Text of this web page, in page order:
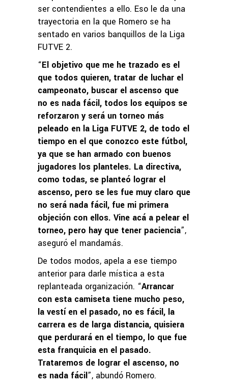
ser contendientes a ello. Eso le da una
trayectoria en la que Romero se ha
sentado en varios banquillos de la Liga
FUTVE 2.
“El objetivo que me he trazado es el
que todos quieren, tratar de luchar el
campeonato, buscar el ascenso que
no es nada fácil, todos los equipos se
reforzaron y será un torneo más
peleado en la Liga FUTVE 2, de todo el
tiempo en el que conozco este fútbol,
ya que se han armado con buenos
jugadores los planteles. La directiva,
como todas, se planteó lograr el
ascenso, pero se les fue muy claro que
no será nada fácil, fue mi primera
objeción con ellos. Vine acá a pelear el
torneo, pero hay que tener paciencia”,
aseguró el mandamás.
De todos modos, apela a ese tiempo
anterior para darle mística a esta
replanteada organización. “Arrancar
con esta camiseta tiene mucho peso,
la vestí en el pasado, no es fácil, la
carrera es de larga distancia, quisiera
que perdurará en el tiempo, lo que fue
esta franquicia en el pasado.
Trataremos de lograr el ascenso, no
es nada fácil”, abundó Romero.